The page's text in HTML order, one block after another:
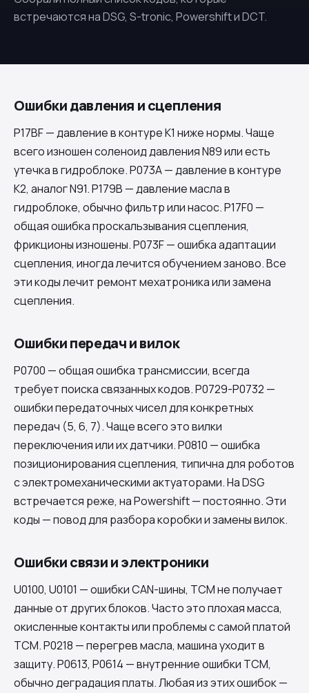
встречаются на DSG, S-tronic, Powershift и DCT.
Ошибки давления и сцепления
P17BF — давление в контуре K1 ниже нормы. Чаще
всего изношен соленоид давления N89 или есть
утечка в гидроблоке. P073A — давление в контуре
K2, аналог N91. P179B — давление масла в
гидроблоке, обычно фильтр или насос. P17F0 —
общая ошибка проскальзывания сцепления,
фрикционы изношены. P073F — ошибка адаптации
сцепления, иногда лечится обучением заново. Все
эти коды лечит ремонт мехатроника или замена
сцепления.
Ошибки передач и вилок
P0700 — общая ошибка трансмиссии, всегда
требует поиска связанных кодов. P0729-P0732 —
ошибки передаточных чисел для конкретных
передач (5, 6, 7). Чаще всего это вилки
переключения или их датчики. P0810 — ошибка
позиционирования сцепления, типична для роботов
с электромеханическими актуаторами. На DSG
встречается реже, на Powershift — постоянно. Эти
коды — повод для разбора коробки и замены вилок.
Ошибки связи и электроники
U0100, U0101 — ошибки CAN-шины, TCM не получает
данные от других блоков. Часто это плохая масса,
окисленные контакты или проблемы с самой платой
TCM. P0218 — перегрев масла, машина уходит в
защиту. P0613, P0614 — внутренние ошибки TCM,
обычно деградация платы. Любая из этих ошибок —